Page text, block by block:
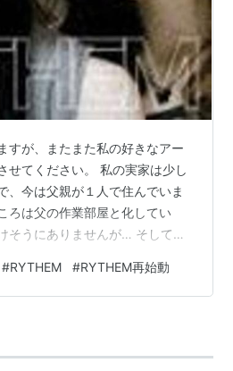
すが、またまた私の好きなアー
せてください。 私の実家は少し
、今は父親が１人で住んでいま
ろは父の作業部屋と化してい
そうにありませんが… そして、
っているMDとCD、ラジオが聞
めの物です。料理をしている
の影響か、今でも家の中で何か
と落ち着かなくてYouTubeやラ
#RYTHEM #RYTHEM再始動